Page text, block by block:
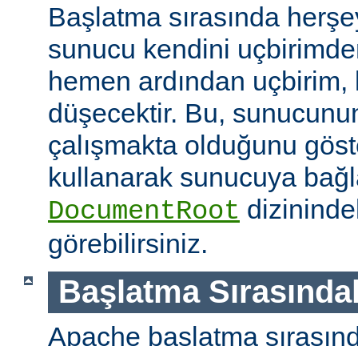
Başlatma sırasında
sunucu kendini
hemen ardından
düşecektir. Bu,
çalışmakta olduğunu
kullanarak sunucuya
DocumentRoot
görebilirsiniz.
Başlatma
Apache başlatma